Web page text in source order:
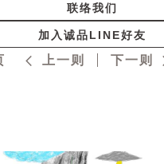
联络我们
加入诚品LINE好友
上一则 下一则